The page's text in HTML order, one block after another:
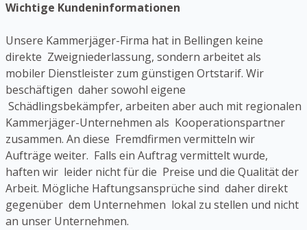
Wichtige Kundeninformationen
Unsere Kammerjäger-Firma hat in Bellingen keine
direkte Zweigniederlassung, sondern arbeitet als
mobiler Dienstleister zum günstigen Ortstarif. Wir
beschäftigen daher sowohl eigene
Schädlingsbekämpfer, arbeiten aber auch mit regionalen
Kammerjäger-Unternehmen als Kooperationspartner
zusammen. An diese Fremdfirmen vermitteln wir
Aufträge weiter. Falls ein Auftrag vermittelt wurde,
haften wir leider nicht für die Preise und die Qualität der
Arbeit. Mögliche Haftungsansprüche sind daher direkt
gegenüber dem Unternehmen lokal zu stellen und nicht
an unser Unternehmen.